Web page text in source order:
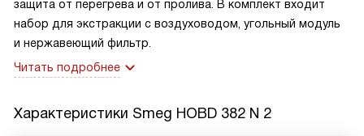
защита от перегрева и от пролива. В комплект входит
набор для экстракции с воздуховодом, угольный модуль
и нержавеющий фильтр.
Читать подробнее
Характеристики Smeg HOBD 382 N 2